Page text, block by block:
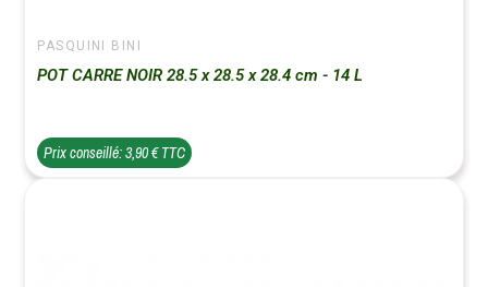
PASQUINI BINI
POT CARRE NOIR 28.5 x 28.5 x 28.4 cm - 14 L
Prix conseillé: 3,90 € TTC